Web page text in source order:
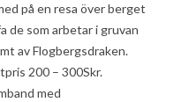
på en resa över berget
de som arbetar i gruvan
av Flogbergsdraken.
200 – 300Skr.
med